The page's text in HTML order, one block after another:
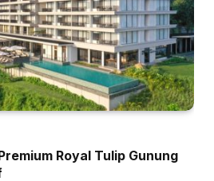
Royal Tulip Gunung